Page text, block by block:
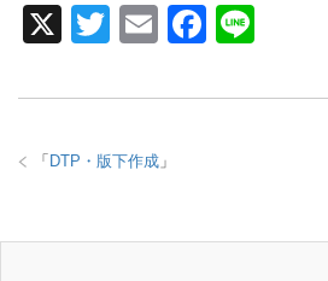
X
T
tt
E
ail
F
c
o
e
「DTP・版下作成 」